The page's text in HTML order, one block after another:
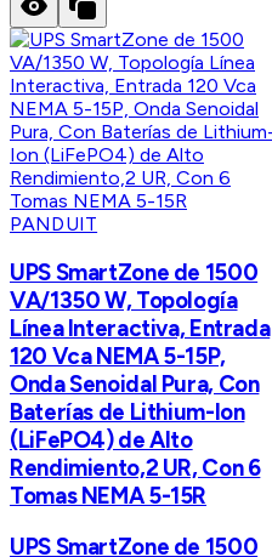
PANDUIT
UPS SmartZone de 1500
VA/1350 W, Topología
Línea Interactiva, Entrada
120 Vca NEMA 5-15P,
Onda Senoidal Pura, Con
Baterías de Lithium-Ion
(LiFePO4) de Alto
Rendimiento,2 UR, Con 6
Tomas NEMA 5-15R
UPS SmartZone de 1500